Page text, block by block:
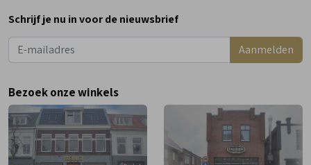
Dinsdag
Woensdag
9:00 - 18:00
Vrijdag
Zaterdag
9:00 - 17:00
Schrijf je nu in voor de nieuwsbrief
Aanmelden
Bezoek onze winkels